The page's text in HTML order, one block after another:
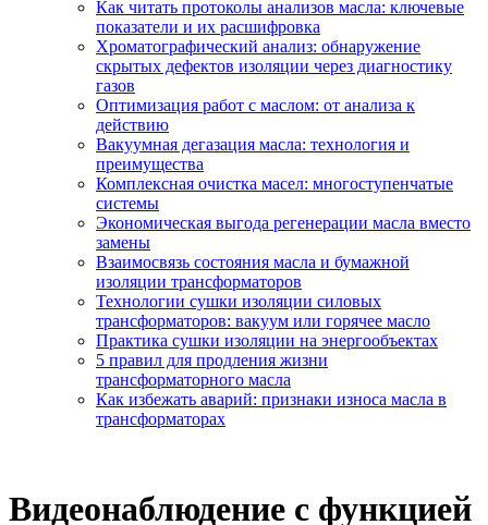
Как читать протоколы анализов масла: ключевые
показатели и их расшифровка
Хроматографический анализ: обнаружение
скрытых дефектов изоляции через диагностику
газов
Оптимизация работ с маслом: от анализа к
действию
Вакуумная дегазация масла: технология и
преимущества
Комплексная очистка масел: многоступенчатые
системы
Экономическая выгода регенерации масла вместо
замены
Взаимосвязь состояния масла и бумажной
изоляции трансформаторов
Технологии сушки изоляции силовых
трансформаторов: вакуум или горячее масло
Практика сушки изоляции на энергообъектах
5 правил для продления жизни
трансформаторного масла
Как избежать аварий: признаки износа масла в
трансформаторах
Видеонаблюдение с функцией